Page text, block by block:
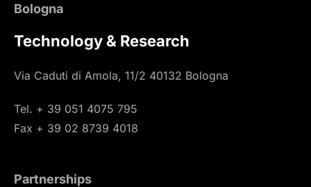
Bologna
Technology & Research
Via Caduti di Amola, 11/2 40132 Bologna
Tel. + 39 051 4075 795
Fax + 39 02 8739 4018
Partnerships